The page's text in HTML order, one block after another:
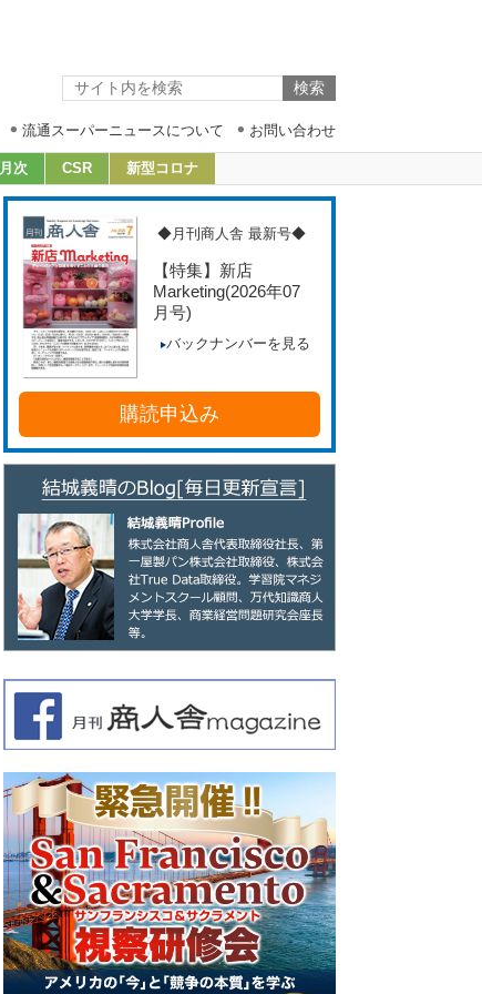
流通スーパーニュースについて お問い合わせ
月次 CSR 新型コロナ
◆月刊商人舎 最新号◆
【特集】新店
Marketing(2026年07
月号)
バックナンバーを見る
購読申込み